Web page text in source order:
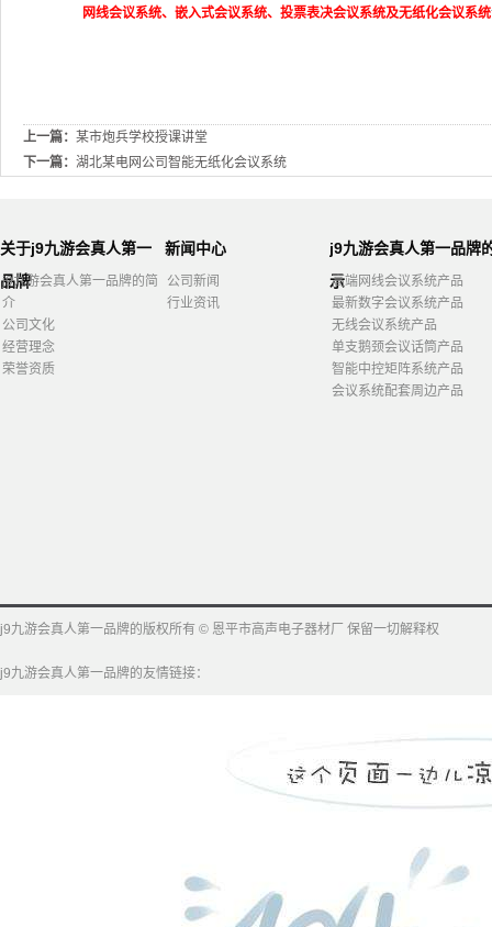
网线会议系统、嵌入式会议系统、投票表决会议系统及无纸化会议系统
上一篇： 某市炮兵学校授课讲堂
下一篇： 湖北某电网公司智能无纸化会议系统
关于j9九游会真人第一
品牌
j9九游会真人第一品牌的简
介
公司文化
经营理念
荣誉资质
新闻中心
公司新闻
行业资讯
j9九游会真人第一品牌
示
高端网线会议系统产品
最新数字会议系统产品
无线会议系统产品
单支鹅颈会议话筒产品
智能中控矩阵系统产品
会议系统配套周边产品
j9九游会真人第一品牌的版权所有 © 恩平市高声电子器材厂 保留一切解释权
j9九游会真人第一品牌的友情链接：